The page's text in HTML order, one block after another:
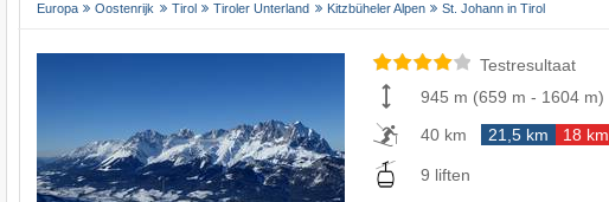
Europa Oostenrijk Tirol Tiroler Unterland Kitzbüheler Alpen St. Johann in Tirol
Testresultaat
945 m (659 m - 1604 m)
40 km
21,5 km 18 km
9 liften